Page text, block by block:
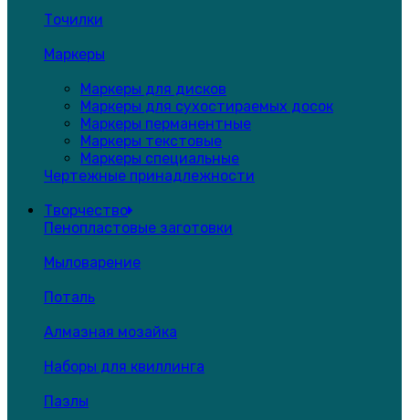
Точилки
Маркеры
Маркеры для дисков
Маркеры для сухостираемых досок
Маркеры перманентные
Маркеры текстовые
Маркеры специальные
Чертежные принадлежности
Творчество
Пенопластовые заготовки
Мыловарение
Поталь
Алмазная мозайка
Наборы для квиллинга
Пазлы